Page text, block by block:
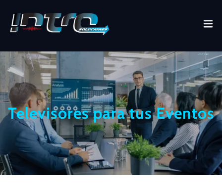
Televisores para tus Eventos